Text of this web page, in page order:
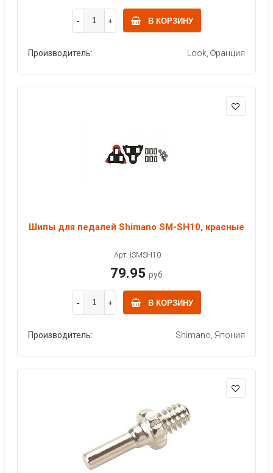
В КОРЗИНУ
Производитель: Look, Франция
Шипы для педалей Shimano SM-SH10, красные
Арт: ISMSH10
79.95 руб
В КОРЗИНУ
Производитель: Shimano, Япония